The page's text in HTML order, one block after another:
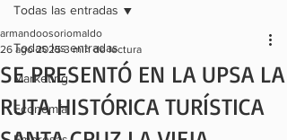
Todas las entradas
Marketing
Economía
Todas las entradas
SE PRESENTÓ EN LA UPSA LA
RUTA HISTÓRICA TURÍSTICA
armandoosoriomaldo
26 ago 2025 3 min de lectura